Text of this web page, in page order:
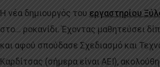
Η νέα δημιουργός του εργαστηρίου
στο… ροκανίδι. Έχοντας μαθητεύσει
και αφού σπούδασε Σχεδιασμό και
Καρδίτσας (σήμερα είναι ΑΕΙ),